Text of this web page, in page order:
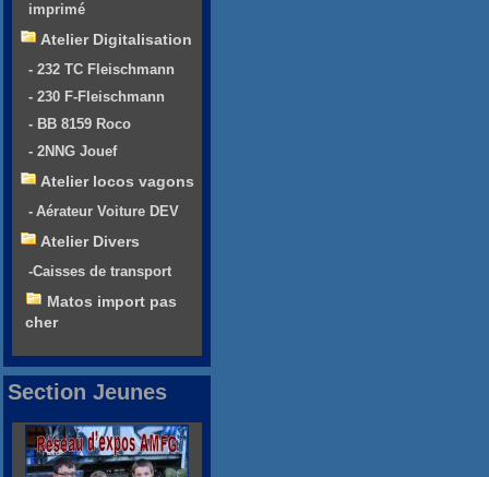
imprimé
Atelier Digitalisation
- 232 TC Fleischmann
- 230 F-Fleischmann
- BB 8159 Roco
- 2NNG Jouef
Atelier locos vagons
- Aérateur Voiture DEV
Atelier Divers
-Caisses de transport
Matos import pas
cher
Section Jeunes